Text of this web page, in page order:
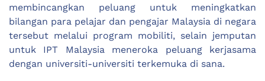
membincangkan peluang untuk meningkatkan
bilangan para pelajar dan pengajar Malaysia di negara
tersebut melalui program mobiliti, selain jemputan
untuk IPT Malaysia meneroka peluang kerjasama
dengan universiti-universiti terkemuka di sana.